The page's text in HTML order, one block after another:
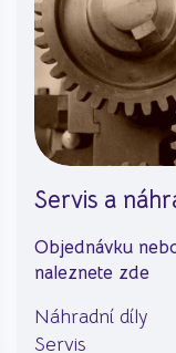
Servis a
Objednávku
naleznete zde
Náhradní díly
Servis